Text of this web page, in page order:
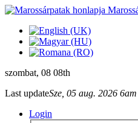
szombat, 08 08th
Last updateSze, 05 aug. 2026 6am
Login